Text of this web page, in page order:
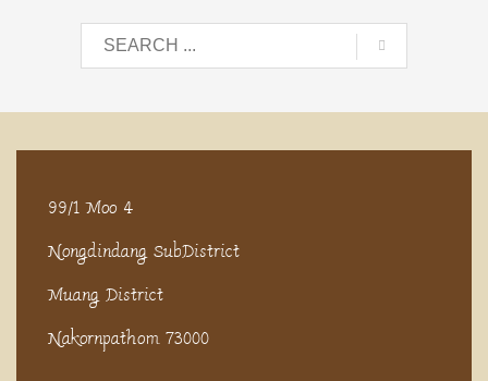
99/1 Moo 4
Nongdindang SubDistrict
Muang District
Nakornpathom 73000